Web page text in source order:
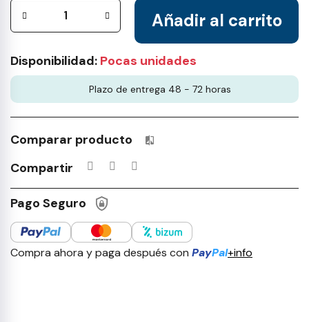
Añadir al carrito
Disponibilidad: Pocas unidades
Plazo de entrega 48 - 72 horas
Comparar producto Productos incluidos en tu lista
Compartir
Pago Seguro
Compra ahora y paga después con PayPal+info